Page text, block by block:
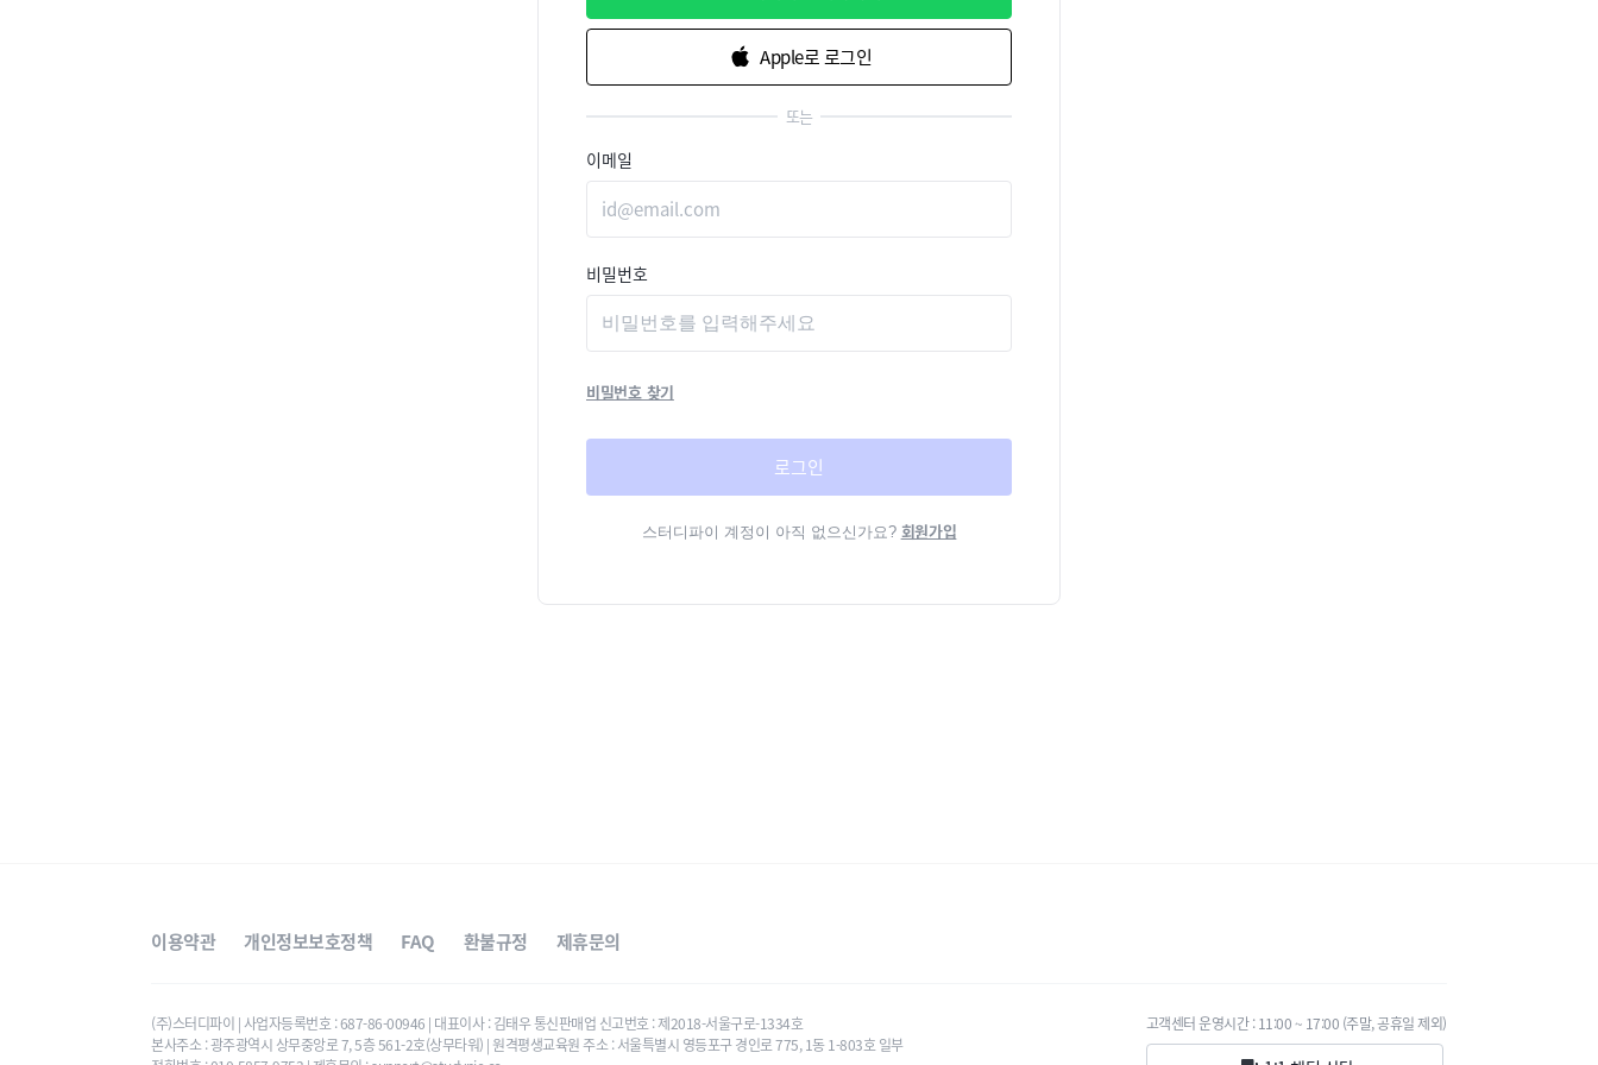
Apple로 로그인
또는
이메일
비밀번호
비밀번호 찾기
로그인
스터디파이 계정이 아직 없으신가요? 회원가입
이용약관 개인정보보호정책 FAQ 환불규정 제휴문의
(주)스터디파이 | 사업자등록번호 : 687-86-00946 | 대표이사 : 김태우 통신판매업 신고번호 : 제2018-서울구로-1334호
본사주소 : 광주광역시 상무중앙로 7, 5층 561-2호(상무타워) | 원격평생교육원 주소 : 서울특별시 영등포구 경인로 775, 1동 1-803호 일부
고객센터 운영시간 : 11:00 ~ 17:00 (주말, 공휴일 제외)